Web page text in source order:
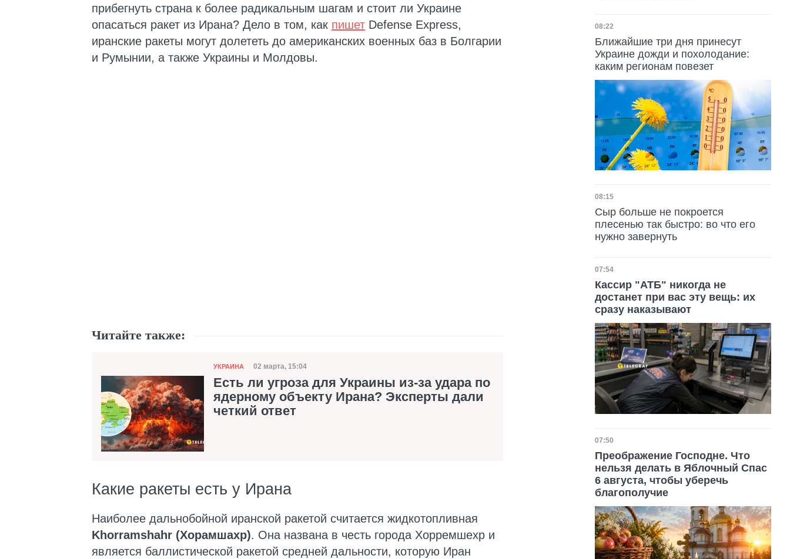
прибегнуть страна к более радикальным шагам и стоит ли Украине
опасаться ракет из Ирана? Дело в том, как пишет Defense Express,
иранские ракеты могут долететь до американских военных баз в Болгарии
и Румынии, а также Украины и Молдовы.
Читайте также:
Категория
УКРАИНА Дата публикации
02 марта, 15:04
Есть ли угроза для Украины из-за удара по
ядерному объекту Ирана? Эксперты дали
четкий ответ
Какие ракеты есть у Ирана
Наиболее дальнобойной иранской ракетой считается жидкотопливная
Khorramshahr (Хорамшахр). Она названа в честь города Хорремшехр и
является баллистической ракетой средней дальности, которую Иран
Дата публикации
08:22
Ближайшие три дня принесут
Украине дожди и похолодание:
каким регионам повезет
Дата публикации
08:15
Сыр больше не покроется
плесенью так быстро: во что его
нужно завернуть
Дата публикации
07:54
Кассир "АТБ" никогда не
достанет при вас эту вещь: их
сразу наказывают
Дата публикации
07:50
Преображение Господне. Что
нельзя делать в Яблочный Спас
6 августа, чтобы уберечь
благополучие